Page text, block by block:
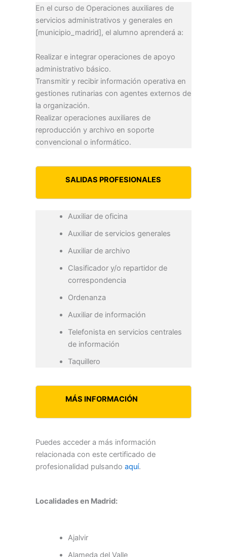
En el curso de Operaciones auxiliares de
servicios administrativos y generales en
[municipio_madrid], el alumno aprenderá a:
Realizar e integrar operaciones de apoyo
administrativo básico.
Transmitir y recibir información operativa en
gestiones rutinarias con agentes externos de
la organización.
Realizar operaciones auxiliares de
reproducción y archivo en soporte
convencional o informático.
SALIDAS PROFESIONALES
Auxiliar de oficina
Auxiliar de servicios generales
Auxiliar de archivo
Clasificador y/o repartidor de
correspondencia
Ordenanza
Auxiliar de información
Telefonista en servicios centrales
de información
Taquillero
MÁS INFORMACIÓN
Puedes acceder a más información
relacionada con este certificado de
profesionalidad pulsando aquí.
Localidades en Madrid:
Ajalvir
Alameda del Valle